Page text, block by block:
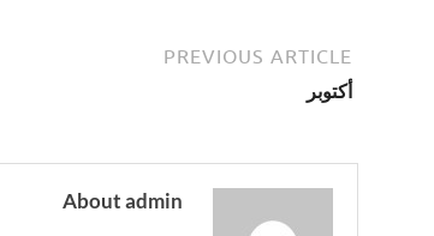
PREVIOUS ARTICLE
أكتوبر
About admin